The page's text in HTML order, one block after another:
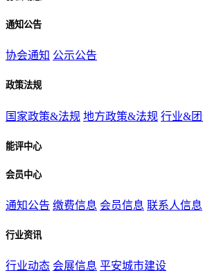
通知公告
协会通知 公示公告
政策法规
国家政策&法规 地方政策&法规 行业&
能评中心
会员中心
通知公告 缴费信息 会员信息 联系人信息
行业资讯
行业动态 会展信息 平安城市建设